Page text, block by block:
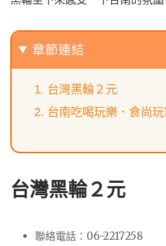
章節連結
台灣黑輪２元
台南吃喝玩樂．食尚
台灣黑輪２元
聯絡電話：06-2217258